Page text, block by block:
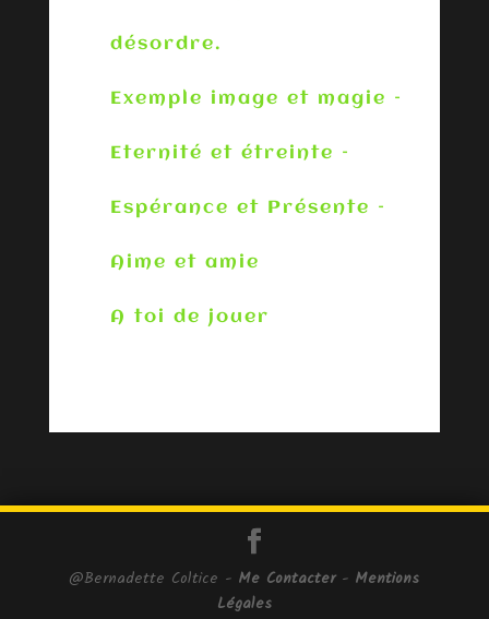
désordre.
Exemple image et magie –
Eternité et étreinte –
Espérance et Présente –
Aime et amie
A toi de jouer
@Bernadette Coltice - Me Contacter- Mentions
Légales